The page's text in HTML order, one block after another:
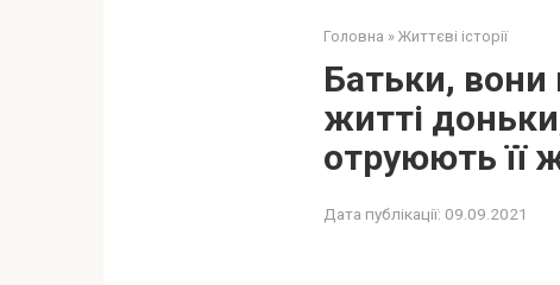
Головна » Життєві історії
Батьки,
житті
отруюють її
Дата публікації: 09.09.2021